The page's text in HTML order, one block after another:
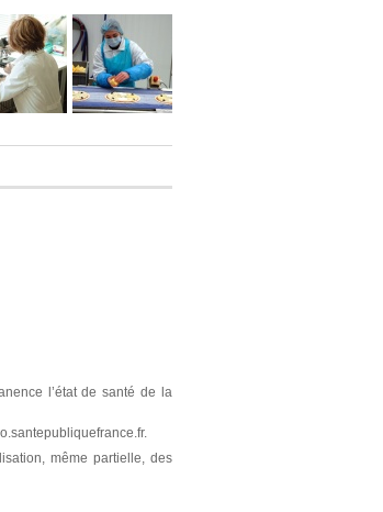
l’état de santé de la
même partielle, des